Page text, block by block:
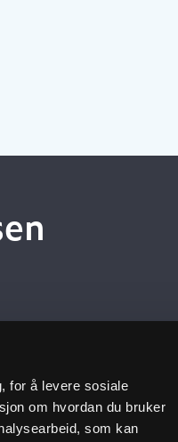
for å levere sosiale
om hvordan du bruker
som kan
Nyttige lenker
Dokumentasjon VA-teknikk